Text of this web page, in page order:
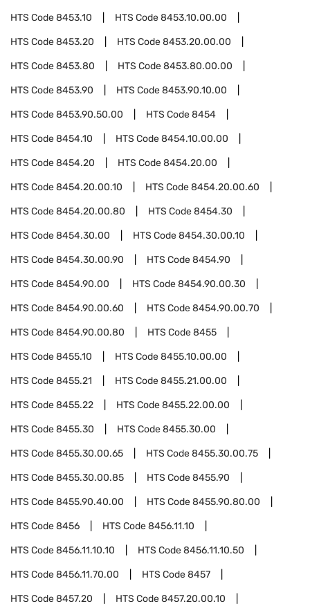
HTS Code8453.10 HTS Code8453.10.00.00
HTS Code8453.20 HTS Code8453.20.00.00
HTS Code8453.80 HTS Code8453.80.00.00
HTS Code8453.90 HTS Code8453.90.10.00
HTS Code8453.90.50.00 HTS Code8454
HTS Code8454.10 HTS Code8454.10.00.00
HTS Code8454.20 HTS Code8454.20.00
HTS Code8454.20.00.10 HTS Code8454.20.00.60
HTS Code8454.20.00.80 HTS Code8454.30
HTS Code8454.30.00 HTS Code8454.30.00.10
HTS Code8454.30.00.90 HTS Code8454.90
HTS Code8454.90.00 HTS Code8454.90.00.30
HTS Code8454.90.00.60 HTS Code8454.90.00.70
HTS Code8454.90.00.80 HTS Code8455
HTS Code8455.10 HTS Code8455.10.00.00
HTS Code8455.21 HTS Code8455.21.00.00
HTS Code8455.22 HTS Code8455.22.00.00
HTS Code8455.30 HTS Code8455.30.00
HTS Code8455.30.00.65 HTS Code8455.30.00.75
HTS Code8455.30.00.85 HTS Code8455.90
HTS Code8455.90.40.00 HTS Code8455.90.80.00
HTS Code8456 HTS Code8456.11.10
HTS Code8456.11.10.10 HTS Code8456.11.10.50
HTS Code8456.11.70.00 HTS Code8457
HTS Code8457.20 HTS Code8457.20.00.10